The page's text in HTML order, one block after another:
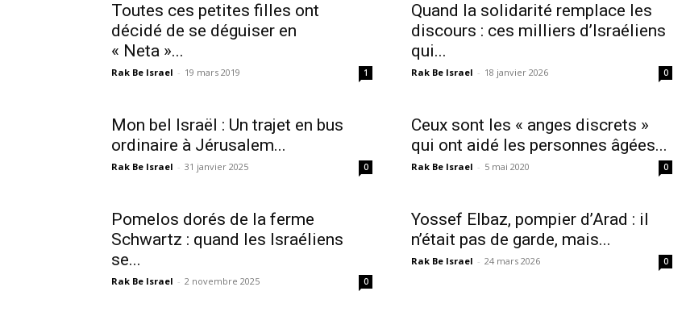
Toutes ces petites filles ont
décidé de se déguiser en
« Neta »...
Rak Be Israel - 19 mars 2019 1
Quand la solidarité remplace les
discours : ces milliers d’Israéliens
qui...
Rak Be Israel - 18 janvier 2026 0
Mon bel Israël : Un trajet en bus
ordinaire à Jérusalem...
Rak Be Israel - 31 janvier 2025 0
Ceux sont les « anges discrets »
qui ont aidé les personnes âgées...
Rak Be Israel - 5 mai 2020 0
Pomelos dorés de la ferme
Schwartz : quand les Israéliens
se...
Rak Be Israel - 2 novembre 2025 0
Yossef Elbaz, pompier d’Arad : il
n’était pas de garde, mais...
Rak Be Israel - 24 mars 2026 0